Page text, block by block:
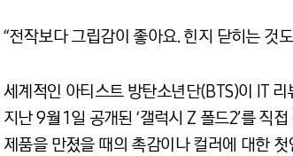
“전작보다 그립감이 좋아요. 힌지 닫히는 것
세계적인 아티스트 방탄소년단(BTS)이 IT 리
지난 9월 1일 공개된 ‘갤럭시 Z 폴드2’를 직
제품을 만졌을 때의 촉감이나 컬러에 대한